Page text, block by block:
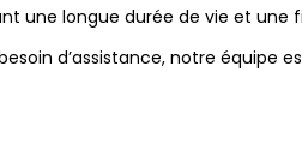
une longue durée de vie et une
d’assistance, notre équipe